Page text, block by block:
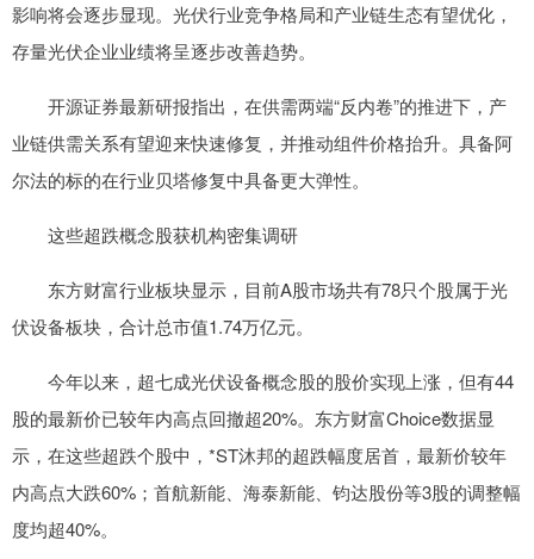
影响将会逐步显现。光伏行业竞争格局和产业链生态有望优化，
存量光伏企业业绩将呈逐步改善趋势。
开源证券最新研报指出，在供需两端“反内卷”的推进下，产
业链供需关系有望迎来快速修复，并推动组件价格抬升。具备阿
尔法的标的在行业贝塔修复中具备更大弹性。
这些超跌概念股获机构密集调研
东方财富行业板块显示，目前A股市场共有78只个股属于光
伏设备板块，合计总市值1.74万亿元。
今年以来，超七成光伏设备概念股的股价实现上涨，但有44
股的最新价已较年内高点回撤超20%。东方财富Choice数据显
示，在这些超跌个股中，*ST沐邦的超跌幅度居首，最新价较年
内高点大跌60%；首航新能、海泰新能、钧达股份等3股的调整幅
度均超40%。